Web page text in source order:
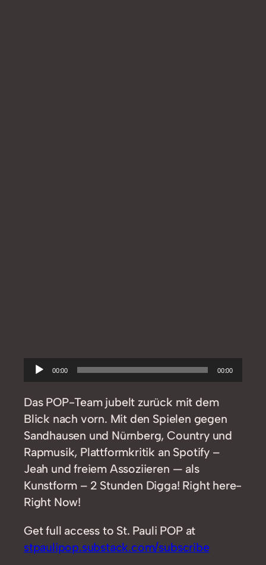
Audio-
Player
00:00 00:00
Das POP-Team jubelt zurück mit dem
Blick nach vorn. Mit den Spielen gegen
Sandhausen und Nürnberg, Country und
Rapmusik, Plattformkritik an Spotify –
Jeah und freiem Assoziieren — als
Kunstform – 2 Stunden Digga! Right here-
Right Now!
Get full access to St. Pauli POP at
stpaulipop.substack.com/subscribe